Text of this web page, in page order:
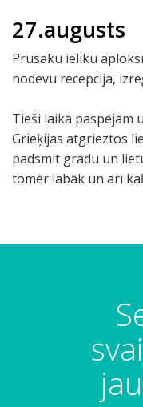
27.augusts
Prusaku ieliku
nodevu recepcija,
Tieši laikā paspējām
Grieķijas atgrieztos
padsmit grādu un
tomēr labāk un arī